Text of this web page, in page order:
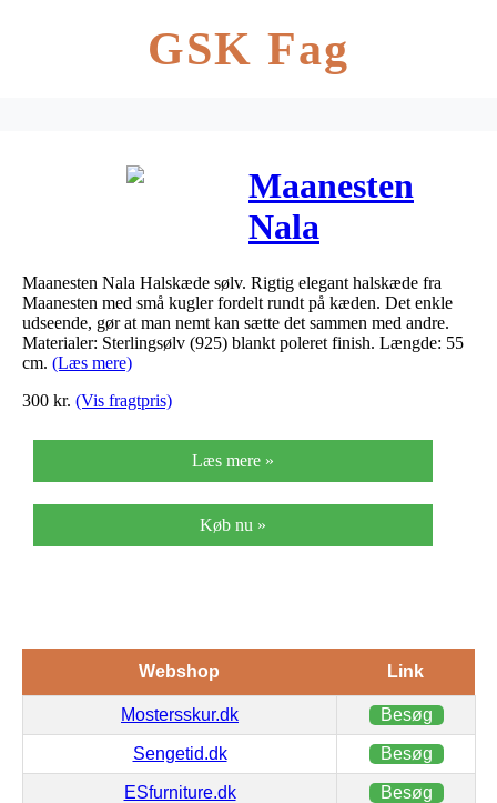
GSK Fag
Maanesten
Nala
Halskæde sølv
Maanesten Nala Halskæde sølv. Rigtig elegant halskæde fra
Maanesten med små kugler fordelt rundt på kæden. Det enkle
udseende, gør at man nemt kan sætte det sammen med andre.
Materialer: Sterlingsølv (925) blankt poleret finish. Længde: 55
cm. (Læs mere)
300 kr. (Vis fragtpris)
Læs mere »
Køb nu »
Webshop Link
Mostersskur.dk Besøg
Sengetid.dk Besøg
ESfurniture.dk Besøg